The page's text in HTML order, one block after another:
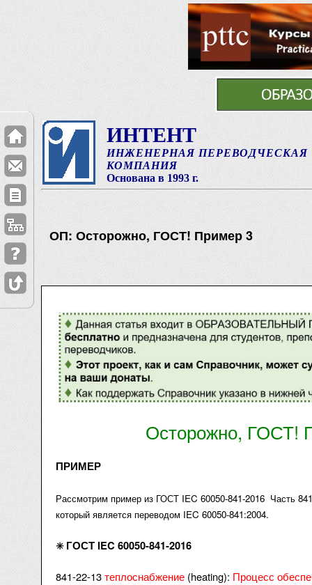
ИНТЕНТ
ИНЖЕНЕРНАЯ ПЕРЕВОДЧЕСКАЯ
КОМПАНИЯ
Основана в 1993 г.
ОП: Осторожно, ГОСТ! Пример 3
Осторожно, ГОСТ!
ПРИМЕР
Рассмотрим пример из ГОСТ IEC 60050-841-2016 Часть
который является переводом IEC 60050-841:2004.
✳️ ГОСТ IEC 60050-841-2016
841-22-13теплоснабжение (heating): Процесс